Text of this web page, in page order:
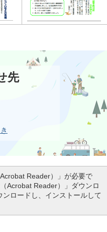
先
Reader）」が必要で
Acrobat Reader）」ダウンロ
ロードし、インストールして